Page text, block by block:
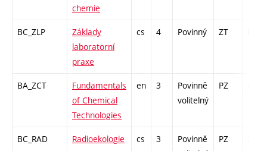
chemie
BC_ZLP
Základy
laboratorní
praxe
cs 4 Povinný ZT
BA_ZCT
Fundamentals
of Chemical
Technologies
en 3
Povinně
volitelný
PZ
BC_RAD Radioekologie cs 3
Povinně
PZ